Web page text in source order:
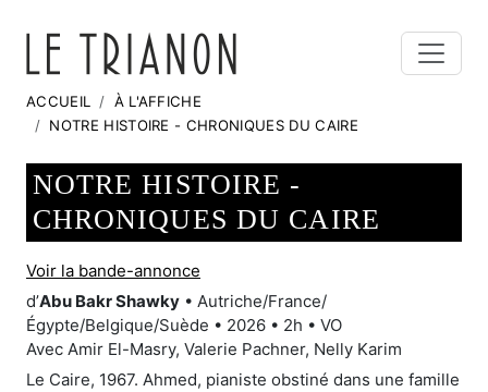
ACCUEIL
À L'AFFICHE
NOTRE HISTOIRE - CHRONIQUES DU CAIRE
NOTRE HISTOIRE -
CHRONIQUES DU CAIRE
Voir la bande-annonce
d’Abu Bakr Shawky • Autriche/France/
Égypte/Belgique/Suède • 2026 • 2h • VO
Avec Amir El-Masry, Valerie Pachner, Nelly Karim
Le Caire, 1967. Ahmed, pianiste obstiné dans une famille